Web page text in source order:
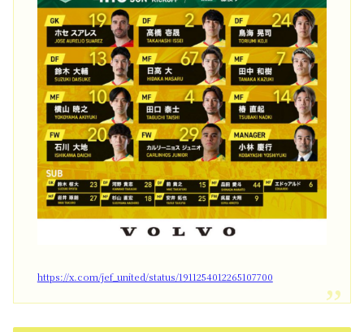
https://x.com/jef_united/status/1911254012265107700